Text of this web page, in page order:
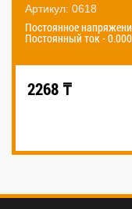
Артикул: 0618
Постоянное
Постоянный ток -
2268 ₸